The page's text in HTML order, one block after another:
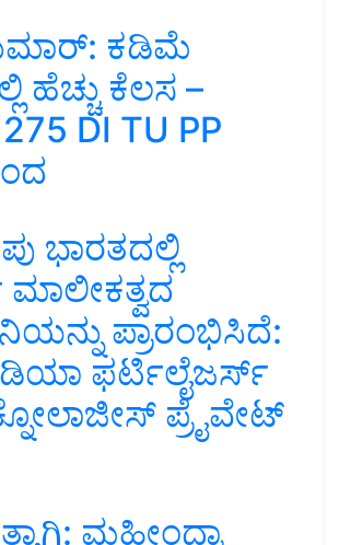
ಕಡಿಮೆ
ಕೆಲಸ –
DI TU PP
ಭಾರತದಲ್ಲಿ
ಪ್ರಾರಂಭಿಸಿದೆ:
ಫರ್ಟಿಲೈಜರ್ಸ್
ಪ್ರೈವೇಟ್
ಮಹೀಂದ್ರಾ